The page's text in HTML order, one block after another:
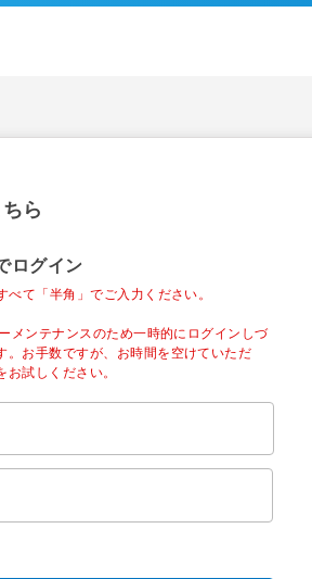
ら
ログイン
て「半角」でご入力ください。
メンテナンスのため一時的にログインしづ
。お手数ですが、お時間を空けていただ
お試しください。